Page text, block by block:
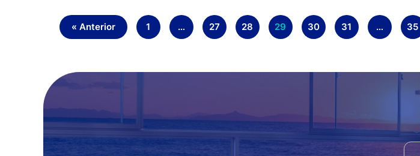
« Anterior 1 … 27 28 29 30 31 … 35